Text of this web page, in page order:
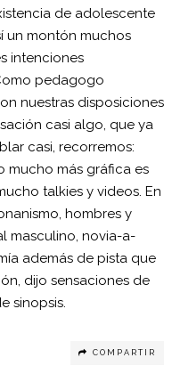
de adolescente
un montón muchos
intenciones
pedagogo
nuestras disposiciones
casi algo, que ya
casi, recorremos:
mucho más gráfica es
talkies y videos. En
hombres y
masculino, novia-a-
además de pista que
dijo sensaciones de
sinopsis.
COMPARTIR